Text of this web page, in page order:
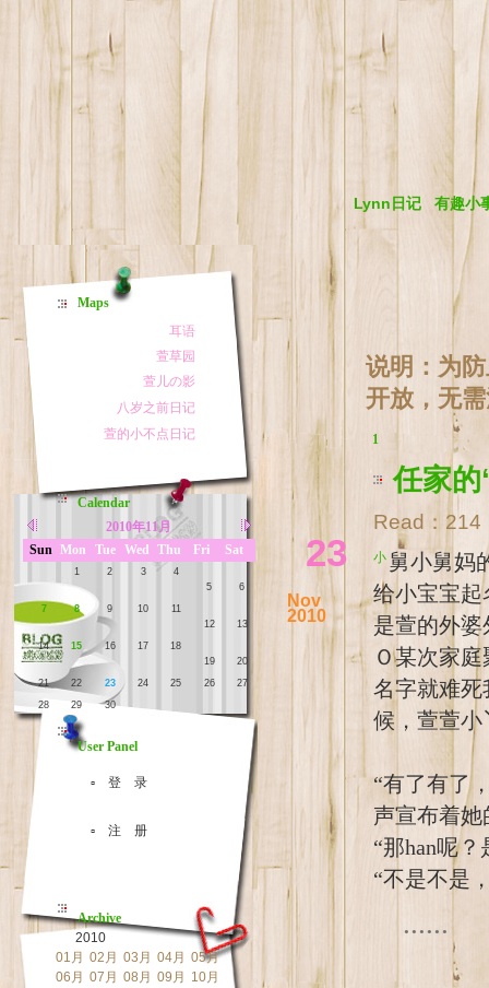
Lynn日记 有趣小
说明：为
开放，无
1
23
Nov
2010
任家的
Read： 214
小舅小舅妈的宝宝再过几个月就该降生了，即将升级当爹妈的二位，正在为
给小宝宝起
是萱的外
Ｏ某次家
名字就难死
候，萱萱小
“有了有了
声宣布着她
“那han呢
“不是不是
......
Maps
Calendar
2010年11月
Sun Mon Tue Wed Thu Fri Sat
1 2 3
4
5
6
7
8 9 10
11
12
13
14
15 16 17
18
19
20
21
22 23 24 25 26
27
28
29 30
User Panel
▫ 登 录
▫ 注 册
Archive
2010
01月 02月 03月 04月 05月
06月 07月 08月 09月
10月